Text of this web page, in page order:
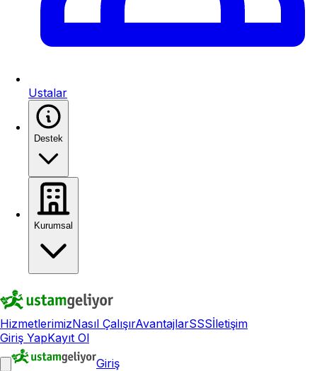
Ustalar
Destek
Kurumsal
HizmetlerimizNasıl ÇalışırAvantajlarSSSİletişim
Giriş YapKayıt Ol
Giriş